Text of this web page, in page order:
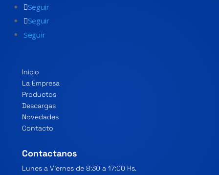
Seguir
Seguir
Seguir
Inicio
La Empresa
Productos
Descargas
Novedades
Contacto
Contactanos
Lunes a Viernes de 8:30 a 17:00 Hs.